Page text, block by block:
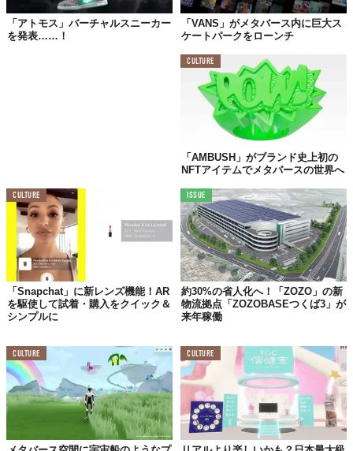
「アトモス」バーチャルスニーカー
を発表……！
「VANS」がメタバース内に巨大ス
ケートパークをローンチ
CULTURE
「AMBUSH」がブランド史上初の
NFTアイテムでメタバースの世界へ
CULTURE
「Snapchat」に新レンズ機能！AR
を駆使して試着・購入をクイック＆
シンプルに
ISSUE
約30%の省人化へ！「ZOZO」の新
物流拠点「ZOZOBASEつくば3」が
来年稼働
CULTURE CULTURE